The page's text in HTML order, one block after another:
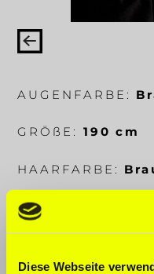
Diese Webseite
AUGENFARBE:
GRÖ ß E: 190 cm
HAARFARBE:
KÖRPERMA